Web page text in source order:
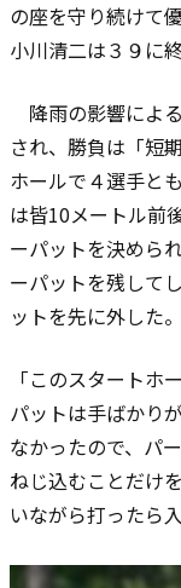
の座を守り続けて
小川清二は３９に
降雨の影響によ
され、勝負は「短
ホールで４選手と
は皆10メートル前
ーパットを決めら
ーパットを残して
ットを先に外した。
「このスタートホ
パットは手ばかり
なかったので、パ
ねじ込むことだけ
いながら打ったら